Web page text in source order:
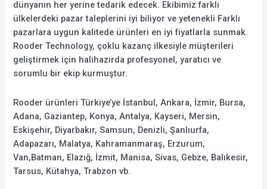
dünyanın her yerine tedarik edecek. Ekibimiz farklı
ülkelerdeki pazar taleplerini iyi biliyor ve yetenekli Farklı
pazarlara uygun kalitede ürünleri en iyi fiyatlarla sunmak.
Rooder Technology, çoklu kazanç ilkesiyle müşterileri
geliştirmek için halihazırda profesyonel, yaratıcı ve
sorumlu bir ekip kurmuştur.
Rooder ürünleri Türkiye’ye İstanbul, Ankara, İzmir, Bursa,
Adana, Gaziantep, Konya, Antalya, Kayseri, Mersin,
Eskişehir, Diyarbakır, Samsun, Denizli, Şanlıurfa,
Adapazarı, Malatya, Kahramanmaraş, Erzurum,
Van,Batman, Elazığ, İzmit, Manisa, Sivas, Gebze, Balıkesir,
Tarsus, Kütahya, Trabzon vb.